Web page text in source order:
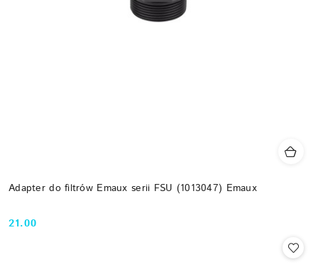
Adapter do filtrów Emaux serii FSU (1013047) Emaux
Cena:
21.00